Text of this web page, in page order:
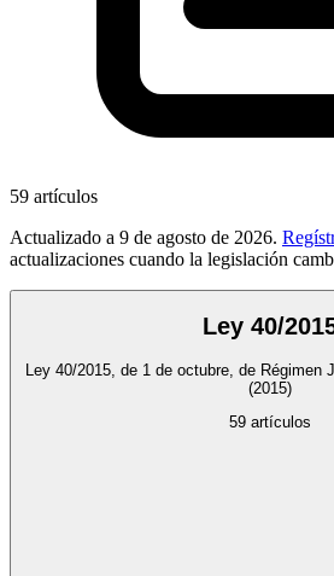
59 artículos
Actualizado a 9 de agosto de 2026.
actualizaciones cuando la legislación
Ley 40/
Ley 40/2015, de 1 de octubre, de Régimen
(2015)
59 artículos